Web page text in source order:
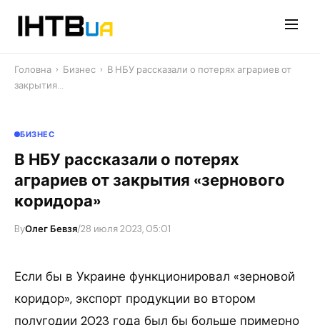
Головна › Бизнес › В НБУ рассказали о потерях аграриев от
закрытия…
БИЗНЕС
В НБУ рассказали о потерях
аграриев от закрытия «зернового
коридора»
ByОлег Бевзя/28 июля 2023, 05:01
Если бы в Украине функционировал «зерновой
коридор», экспорт продукции во втором
полугодии 2023 года был бы больше примерно